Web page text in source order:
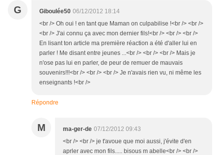
G Giboulée50 06/12/2012 18:14
<br /> Oh oui ! en tant que Maman on culpabilise !<br /> <br />
<br /> J'ai connu ça avec mon dernier fils!<br /> <br /> <br />
En lisant ton article ma première réaction a été d'aller lui en
parler ! Me disant entre jeunes ...<br /> <br /> <br /> Mais je
n'ose pas lui en parler, de peur de remuer de mauvais
souvenirs!!!<br /> <br /> <br /> Je n'avais rien vu, ni même les
enseignants !<br />
Répondre
M ma-ger-de 07/12/2012 09:43
<br /> <br /> je t'avoue que moi aussi, j'évite d'en
aprler avec mon fils..... bisous m abelle<br /> <br />